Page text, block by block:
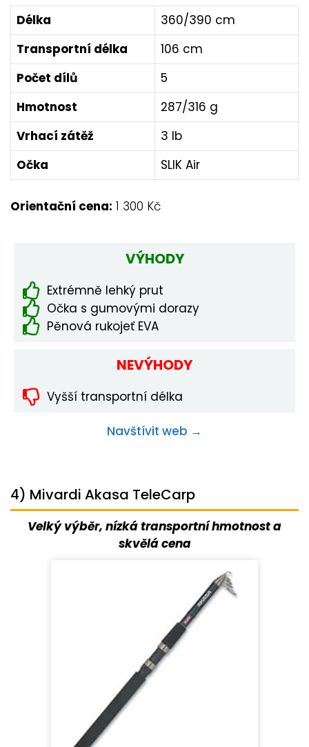
Délka
360/390 cm
Transportní délka
106 cm
Počet dílů
5
Hmotnost
287/316 g
Vrhací zátěž
3 lb
Očka
SLIK Air
Orientační cena: 1 300 Kč
VÝHODY
Extrémně lehký prut
Očka s gumovými dorazy
Pěnová rukojeť EVA
NEVÝHODY
Vyšší transportní délka
Navštívit web →
4) Mivardi Akasa TeleCarp
Velký výběr, nízká transportní hmotnost a
skvělá cena